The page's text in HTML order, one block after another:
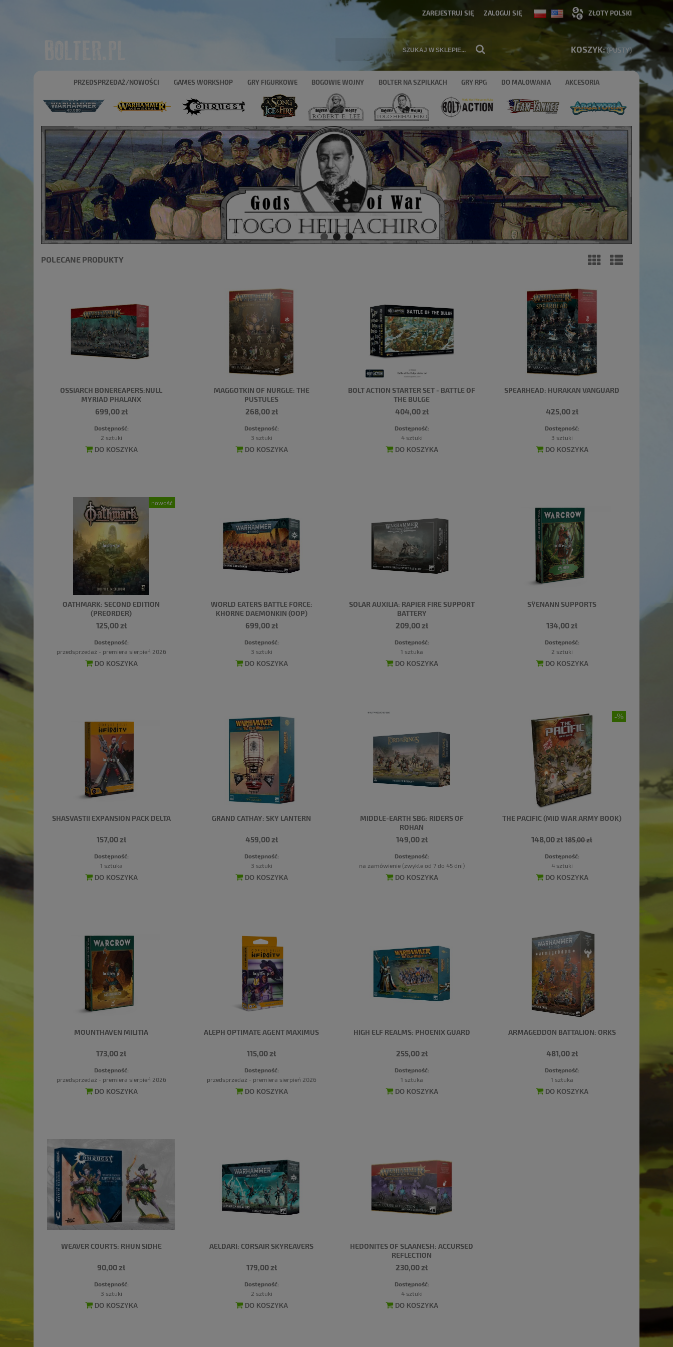
ZAREJESTRUJ SIĘ ZALOGUJ SIĘ
KOSZYK:(PUSTY)
PRZEDSPRZEDAŻ/NOWOŚCI GAMES WORKSHOP GRY FIGURKOWE BOGOWIE WOJNY BOLTER NA SZPILKACH GRY RPG DO MALOWANIA AKCESORIA
POLECANE PRODUKTY
OSSIARCH BONEREAPERS:NULL
MYRIAD PHALANX
699,00 zł
Dostępność:
2 sztuki
DO KOSZYKA
MAGGOTKIN OF NURGLE: THE
PUSTULES
268,00 zł
Dostępność:
3 sztuki
DO KOSZYKA
BOLT ACTION STARTER SET - BATTLE OF
THE BULGE
404,00 zł
Dostępność:
4 sztuki
DO KOSZYKA
SPEARHEAD: HURAKAN VANGUARD
425,00 zł
Dostępność:
3 sztuki
DO KOSZYKA
OATHMARK: SECOND EDITION
(PREORDER)
125,00 zł
Dostępność:
przedsprzedaż - premiera sierpień 2026
DO KOSZYKA
nowość
WORLD EATERS BATTLE FORCE:
KHORNE DAEMONKIN (OOP)
699,00 zł
Dostępność:
3 sztuki
DO KOSZYKA
SOLAR AUXILIA: RAPIER FIRE SUPPORT
BATTERY
209,00 zł
Dostępność:
1 sztuka
DO KOSZYKA
SŸENANN SUPPORTS
134,00 zł
Dostępność:
2 sztuki
DO KOSZYKA
SHASVASTII EXPANSION PACK DELTA
157,00 zł
Dostępność:
1 sztuka
DO KOSZYKA
GRAND CATHAY: SKY LANTERN
459,00 zł
Dostępność:
3 sztuki
DO KOSZYKA
MIDDLE-EARTH SBG: RIDERS OF
ROHAN
149,00 zł
Dostępność:
na zamówienie (zwykle od 7 do 45 dni)
DO KOSZYKA
THE PACIFIC (MID WAR ARMY BOOK)
148,00 zł 185,00 zł
Dostępność:
4 sztuki
DO KOSZYKA
MOUNTHAVEN MILITIA
173,00 zł
Dostępność:
przedsprzedaż - premiera sierpień 2026
DO KOSZYKA
ALEPH OPTIMATE AGENT MAXIMUS
115,00 zł
Dostępność:
przedsprzedaż - premiera sierpień 2026
DO KOSZYKA
HIGH ELF REALMS: PHOENIX GUARD
255,00 zł
Dostępność:
1 sztuka
DO KOSZYKA
ARMAGEDDON BATTALION: ORKS
481,00 zł
Dostępność:
1 sztuka
DO KOSZYKA
WEAVER COURTS: RHUN SIDHE
90,00 zł
Dostępność:
3 sztuki
DO KOSZYKA
AELDARI: CORSAIR SKYREAVERS
179,00 zł
Dostępność:
2 sztuki
DO KOSZYKA
HEDONITES OF SLAANESH: ACCURSED
REFLECTION
230,00 zł
Dostępność:
4 sztuki
DO KOSZYKA